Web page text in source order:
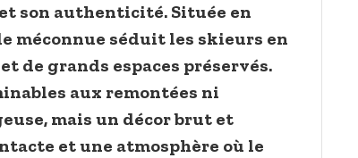
son authenticité. Située en
méconnue séduit les skieurs en
de grands espaces préservés.
aux remontées ni
mais un décor brut et
et une atmosphère où le